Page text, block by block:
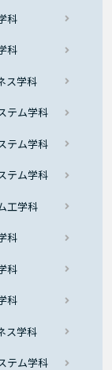
科
科
ス学科
テム学科
テム学科
テム学科
工学科
科
科
科
ス学科
テム学科